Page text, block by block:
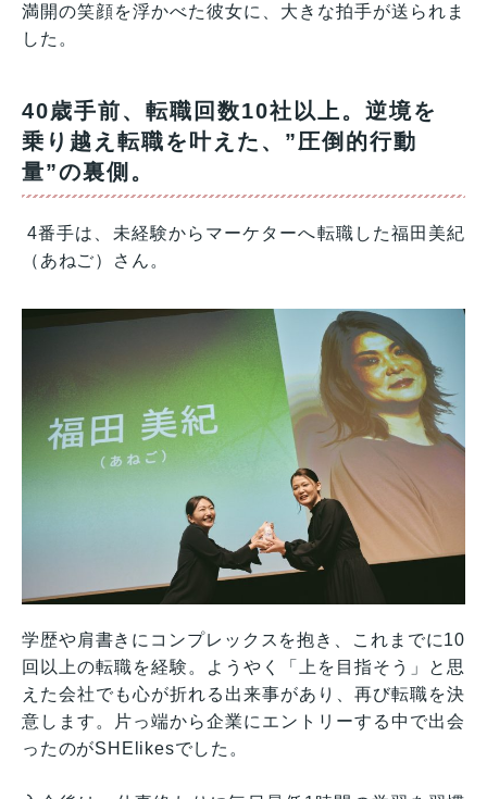
満開の笑顔を浮かべた彼女に、大きな拍手が送られま
した。
40歳手前、転職回数10社以上。逆境を
乗り越え転職を叶えた、”圧倒的行動
量”の裏側。
4番手は、未経験からマーケターへ転職した福田美紀
（あねご）さん。
学歴や肩書きにコンプレックスを抱き、これまでに10
回以上の転職を経験。ようやく「上を目指そう」と思
えた会社でも心が折れる出来事があり、再び転職を決
意します。片っ端から企業にエントリーする中で出会
ったのがSHElikesでした。